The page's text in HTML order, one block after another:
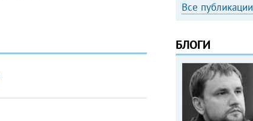
Все публикации
БЛОГИ